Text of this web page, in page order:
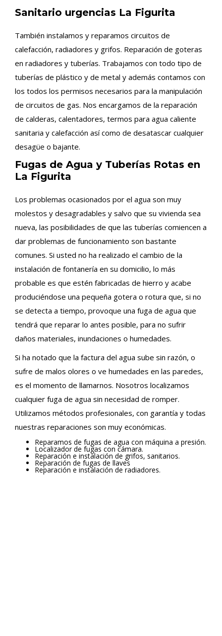
Sanitario urgencias La Figurita
También instalamos y reparamos circuitos de
calefacción, radiadores y grifos. Reparación de goteras
en radiadores y tuberías. Trabajamos con todo tipo de
tuberías de plástico y de metal y además contamos con
los todos los permisos necesarios para la manipulación
de circuitos de gas. Nos encargamos de la reparación
de calderas, calentadores, termos para agua caliente
sanitaria y calefacción así como de desatascar cualquier
desagüe o bajante.
Fugas de Agua y Tuberías Rotas en
La Figurita
Los problemas ocasionados por el agua son muy
molestos y desagradables y salvo que su vivienda sea
nueva, las posibilidades de que las tuberías comiencen a
dar problemas de funcionamiento son bastante
comunes. Si usted no ha realizado el cambio de la
instalación de fontanería en su domicilio, lo más
probable es que estén fabricadas de hierro y acabe
produciéndose una pequeña gotera o rotura que, si no
se detecta a tiempo, provoque una fuga de agua que
tendrá que reparar lo antes posible, para no sufrir
daños materiales, inundaciones o humedades.
Si ha notado que la factura del agua sube sin razón, o
sufre de malos olores o ve humedades en las paredes,
es el momento de llamarnos. Nosotros localizamos
cualquier fuga de agua sin necesidad de romper.
Utilizamos métodos profesionales, con garantía y todas
nuestras reparaciones son muy económicas.
Reparamos de fugas de agua con máquina a presión.
Localizador de fugas con cámara.
Reparación e instalación de grifos, sanitarios.
Reparación de fugas de llaves
Reparación e instalación de radiadores.